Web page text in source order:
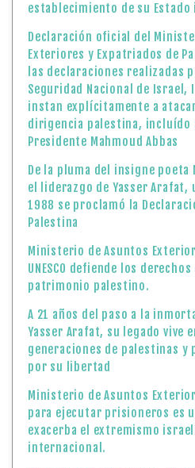
establecimiento de su
Declaración oficial del
Exteriores y Expatriados de
las declaraciones realizadas
Seguridad Nacional de Israel,
instan explícitamente a
dirigencia palestina, incluído
Presidente Mahmoud Abbas
De la pluma del insigne poeta
el liderazgo de Yasser Arafat,
1988 se proclamó la
Palestina
Ministerio de Asuntos
UNESCO defiende los
patrimonio palestino.
A 21 años del paso a la
Yasser Arafat, su legado vive
generaciones de palestinas y
por su libertad
Ministerio de Asuntos
para ejecutar prisioneros es
exacerba el extremismo
internacional.